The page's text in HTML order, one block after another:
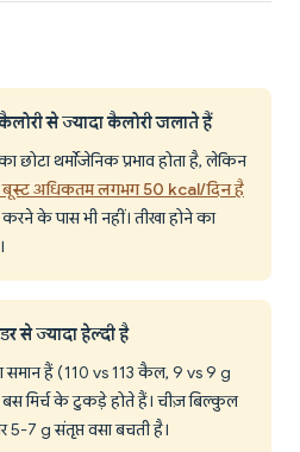
से ज्यादा कैलोरी जलाते हैं
छोटा थर्मोजेनिक प्रभाव होता है, लेकिन
बूस्ट अधिकतम लगभग 50 kcal/दिन है
के पास भी नहीं। तीखा होने का
से ज्यादा हेल्दी है
हैं (110 vs 113 कैल, 9 vs 9 g
मिर्च के टुकड़े होते हैं। चीज़ बिल्कुल
7 g संतृप्त वसा बचती है।